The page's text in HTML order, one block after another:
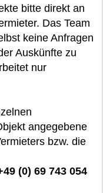
bitte direkt an
Das Team
keine Anfragen
Auskünfte zu
nur
angegebene
bzw. die
(0) 69 743 054